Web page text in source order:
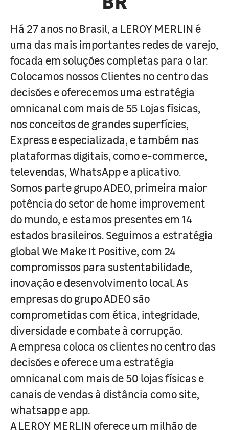
Há 27 anos no Brasil, a LEROY MERLIN é
uma das mais importantes redes de varejo,
focada em soluções completas para o lar.
Colocamos nossos Clientes no centro das
decisões e oferecemos uma estratégia
omnicanal com mais de 55 Lojas físicas,
nos conceitos de grandes superfícies,
Express e especializada, e também nas
plataformas digitais, como e-commerce,
televendas, WhatsApp e aplicativo.
Somos parte grupo ADEO, primeira maior
potência do setor de home improvement
do mundo, e estamos presentes em 14
estados brasileiros. Seguimos a estratégia
global We Make It Positive, com 24
compromissos para sustentabilidade,
inovação e desenvolvimento local. As
empresas do grupo ADEO são
comprometidas com ética, integridade,
diversidade e combate à corrupção.
A empresa coloca os clientes no centro das
decisões e oferece uma estratégia
omnicanal com mais de 50 lojas físicas e
canais de vendas à distância como site,
whatsapp e app.
A LEROY MERLIN oferece um milhão de